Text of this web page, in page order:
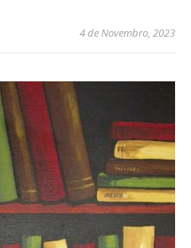
4 de Novembro, 2023